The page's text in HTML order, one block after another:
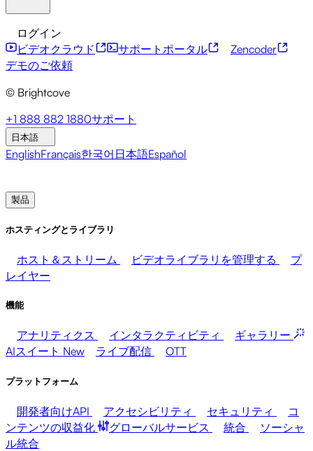
開発者向けAPI アクセシビリティ セキュリティ
ンテンツの収益化
グローバルサービス
ト
マーケティング メディアの収益化
従業員の
支援
医療・医薬品
ト
メディアネットワーク
企業
製品ドキュメント
ブライトコーブについて ヘルプセンター
プレスルーム
ェビナー
営業部へのお問い合わせ
ログイン
ビデオクラウド
サポートポータル
Zencoder
デモのご依頼
© Brightcove
+1 888 882 1880サポート
日本語
EnglishFrançais한국어 日本語Español
製品
ホスティングとライブラリ
ホスト＆ストリーム ビデオライブラリを管理する
プ
レイヤー
機能
アナリティクス インタラクティビティ
ギャラリー
AIスイート New ライブ配信 OTT
プラットフォーム
開発者向けAPI アクセシビリティ セキュリティ
コ
ンテンツの収益化
グローバルサービス 統合
ソーシャ
ル統合